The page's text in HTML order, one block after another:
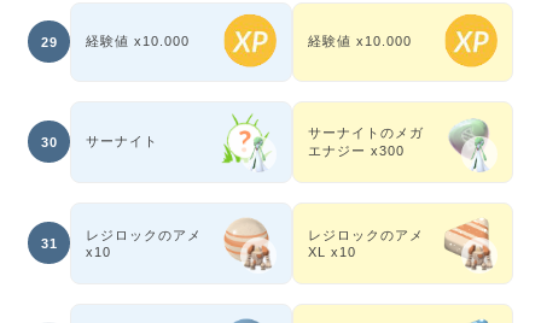
29 経験値 x10.000 経験値 x10.000
30 サーナイト
サーナイトのメガ
エナジー x300
31
レジロックのアメ
x10
レジロックのアメ
XL x10